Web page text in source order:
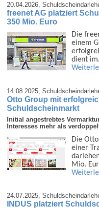
20.04.2026,
freenet AG platziert
350 Mio. Euro
Die
einem
dient
14.08.2025,
Otto Group mit
Schuldscheinmarkt
Initial angestrebtes
Interesses mehr als
Die
einer
Mio.
24.07.2025,
INDUS platziert